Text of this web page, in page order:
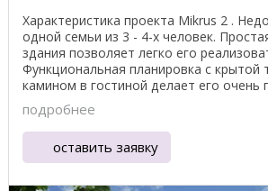
Характеристика проекта Mikrus 2 .
одной семьи из 3 - 4-х человек.
здания позволяет легко его
Функциональная планировка с крытой
камином в гостиной делает его очень
подробнее
оставить заявку